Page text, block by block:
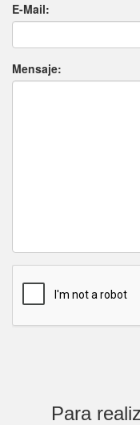
E-Mail:
Mensaje:
Para